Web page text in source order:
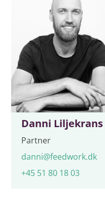
Danni Liljekrans
Partner
danni@feedwork.dk
+45 51 80 18 03